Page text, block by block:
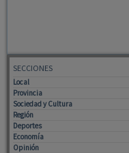
SECCIONES
Local
Provincia
Sociedad y Cultura
Región
Deportes
Economía
Opinión